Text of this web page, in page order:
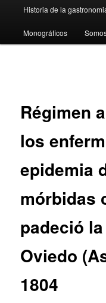
Historia de la
Monográficos
Régimen
los
epidemia
mórbidas
padeció
Oviedo
1804